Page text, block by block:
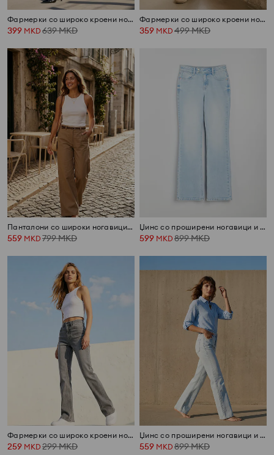
Фармерки со широко кроени ногавици
399 MKD 639MKD
Фармерки со широко кроени ногавици
359 MKD 499MKD
Панталони со широки ногавици и појас
559 MKD 799MKD
Џинс со проширени ногавици и ефект на перење
599 MKD 899MKD
Фармерки со широко кроени ногавици
259 MKD 299MKD
Џинс со проширени ногавици и ефект на перење
559 MKD 899MKD